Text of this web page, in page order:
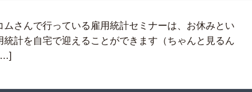
さんで行っている雇用統計セミナーは、お休みとい
計を自宅で迎えることができます（ちゃんと見るん